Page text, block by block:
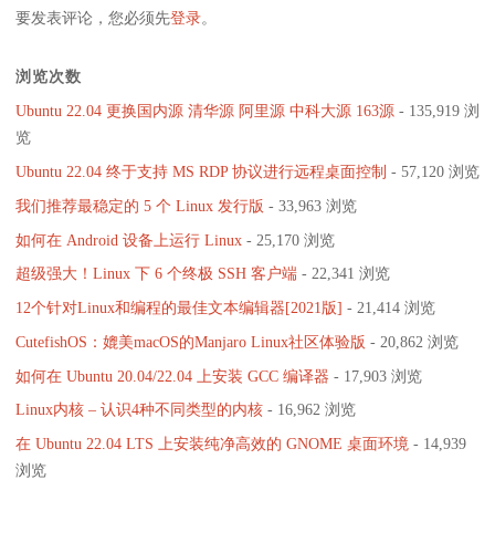
要发表评论，您必须先登录。
浏览次数
Ubuntu 22.04 更换国内源 清华源 阿里源 中科大源 163源- 135,919 浏
览
Ubuntu 22.04 终于支持 MS RDP 协议进行远程桌面控制 - 57,120 浏览
我们推荐最稳定的 5 个 Linux 发行版 - 33,963 浏览
如何在 Android 设备上运行 Linux- 25,170 浏览
超级强大！Linux 下 6 个终极 SSH 客户端- 22,341 浏览
12个针对Linux和编程的最佳文本编辑器[2021版] - 21,414 浏览
CutefishOS：媲美macOS的Manjaro Linux社区体验版 - 20,862 浏览
如何在 Ubuntu 20.04/22.04 上安装 GCC 编译器 - 17,903 浏览
Linux内核 – 认识4种不同类型的内核- 16,962 浏览
在 Ubuntu 22.04 LTS 上安装纯净高效的 GNOME 桌面环境- 14,939
浏览